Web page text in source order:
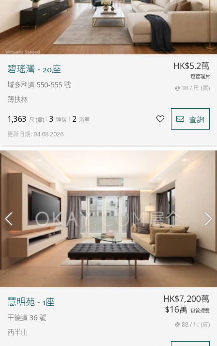
碧瑤灣 - 20座
域多利道 550-555 號
薄扶林
HK$5.2萬
包管理費
@ 38 / 尺 (實)
1,363 尺 (實) 3 睡房 2 浴室 查詢
更新日期: 04.08.2026
慧明苑 - 1座
干德道 36 號
西半山
HK$7,200萬
$16萬 包管理費
@ 88 / 尺 (實)